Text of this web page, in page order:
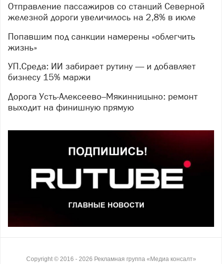
Отправление пассажиров со станций Северной
железной дороги увеличилось на 2,8% в июле
Попавшим под санкции намерены «облегчить
жизнь»
УП.Среда: ИИ забирает рутину — и добавляет
бизнесу 15% маржи
Дорога Усть-Алексеево–Мякинницыно: ремонт
выходит на финишную прямую
Copyright © 2016 - 2026 Рекламная группа «Медиа консалт»